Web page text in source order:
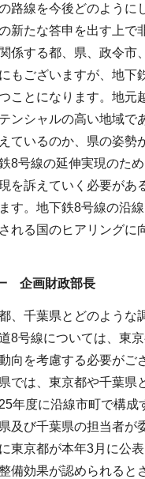
路線を今後どのように
新たな答申を出す上で
係する都、県、政令市
もございますが、地下
ことになります。地元
ンシャルの高い地域で
ているのか、県の姿勢
8号線の延伸実現のた
を訴えていく必要があ
す。地下鉄8号線の沿
れる国のヒアリングに
企画財政部長
、千葉県とどのような
8号線については、東
向を考慮する必要がご
では、東京都や千葉県
年度に沿線市町で構
及び千葉県の担当者が
東京都が本年3月に公
備効果が認められると